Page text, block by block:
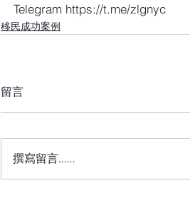
Telegram https://t.me/zlgnyc
移民成功案例
留言
撰寫留言......